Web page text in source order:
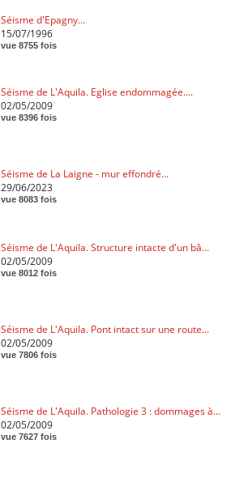
Séisme d'Epagny...
15/07/1996
vue 8755 fois
Séisme de L'Aquila. Eglise endommagée....
02/05/2009
vue 8396 fois
Séisme de La Laigne - mur effondré...
29/06/2023
vue 8083 fois
Séisme de L'Aquila. Structure intacte d'un bâ...
02/05/2009
vue 8012 fois
Séisme de L'Aquila. Pont intact sur une route...
02/05/2009
vue 7806 fois
Séisme de L'Aquila. Pathologie 3 : dommages à...
02/05/2009
vue 7627 fois